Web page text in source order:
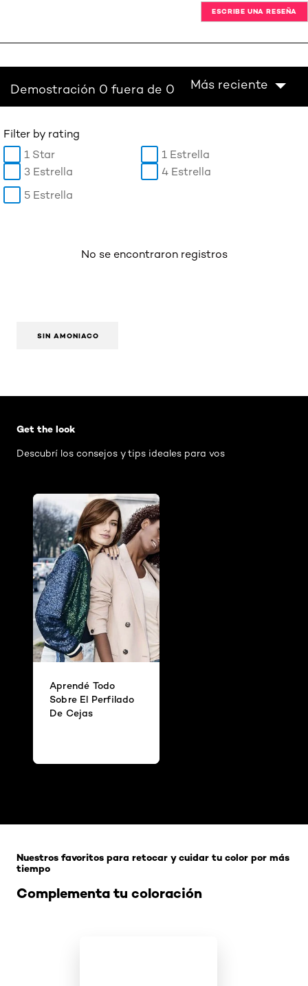
ESCRIBE UNA RESEÑA
Demostración 0 fuera de 0 Más reciente
Filter by rating
1 Star
1 Estrella
3 Estrella
4 Estrella
5 Estrella
No se encontraron registros
SIN AMONIACO
Get the look
Descubrí los consejos y tips ideales para vos
Aprendé Todo
Sobre El Perfilado
De Cejas
Complementa tu coloración
Nuestros favoritos para retocar y cuidar tu color por más
tiempo